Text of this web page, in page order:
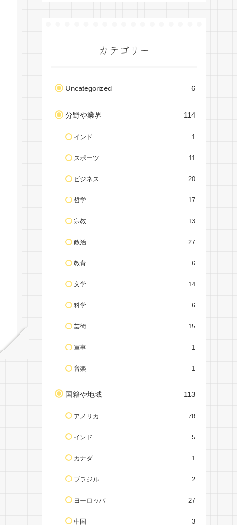
カテゴリー
Uncategorized 6
分野や業界 114
インド 1
スポーツ 11
ビジネス 20
哲学 17
宗教 13
政治 27
教育 6
文学 14
科学 6
芸術 15
軍事 1
音楽 1
国籍や地域 113
アメリカ 78
インド 5
カナダ 1
ブラジル 2
ヨーロッパ 27
中国 3